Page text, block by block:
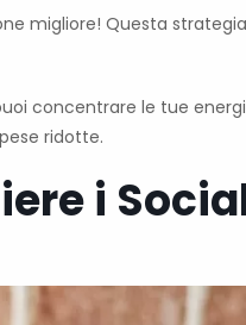
migliore! Questa
concentrare le tue
ridotte.
i